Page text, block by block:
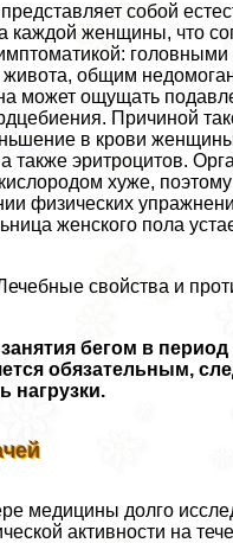
собой
каждой женщины, что
живота, общим
может ощущать
Причиной
в крови
а также эритроцитов.
хуже,
физических
женского пола
свойства и
бегом в период
обязательным,
нагрузки.
медицины долго
активности на